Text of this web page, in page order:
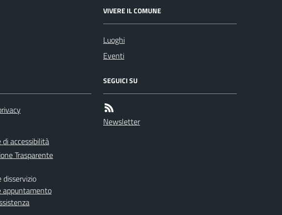
VIVERE IL COMUNE
Luoghi
Eventi
di accessibilità
Trasparente
disservizio
appuntamento
SEGUICI SU
Newsletter